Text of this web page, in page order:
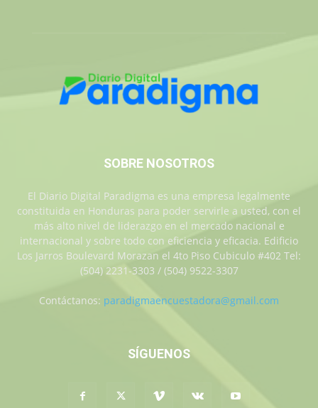
SOBRE NOSOTROS
El Diario Digital Paradigma es una empresa legalmente
constituida en Honduras para poder servirle a usted, con el
más alto nivel de liderazgo en el mercado nacional e
internacional y sobre todo con eficiencia y eficacia. Edificio
Los Jarros Boulevard Morazan el 4to Piso Cubiculo #402 Tel:
(504) 2231-3303 / (504) 9522-3307
Contáctanos: paradigmaencuestadora@gmail.com
SÍGUENOS